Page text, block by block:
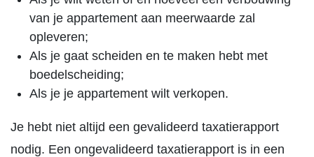
van je appartement aan meerwaarde zal
opleveren;
Als je gaat scheiden en te maken hebt met
boedelscheiding;
Als je je appartement wilt verkopen.
Je hebt niet altijd een gevalideerd taxatierapport
nodig. Een ongevalideerd taxatierapport is in een